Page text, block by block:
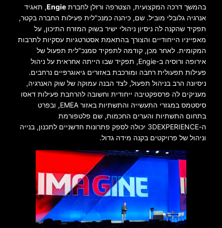
בהמשך דרכה המקצועית, הצטרפה ורזלן לחברת Engie, תאגיד
אנרגיה גלובלי מוביל. שם, כיהנה כמנכ"לית פעילות החברה בקטר,
תפקיד שהקנה לה ניסיון ניהולי ישיר בשוק המזרח התיכון, על
מאפייניו הייחודיים והצורך בהתאמת אסטרטגיות עסקיות לתרבות
המקומית. לאחר מכן, קודמה לתפקיד סמנכ"לית תפעול של
אירופה ורוסיה ב-Engie, תפקיד שבו הייתה אחראית על ניהול
פעילות תפעולית רחבה ומורכבת באזורים גיאוגרפיים נרחבים.
ניסיונה הרב בניהול תפעול, לצד הבנה עמוקה של שוק האנרגיה,
מעניקים לה פרספקטיבה ייחודית וחשובה להרחבת פעילות דאסו
סיסטמס במגזרי התעשייה והתשתיות באזור EMEA, ובפרט
בתחום התשתיות והערים החכמות, שם פלטפורמת
ה-3DEXPERIENCE יכולה לספק פתרונות חדשניים לתכנון, בנייה
וניהול של פרויקטים בקנה מידה גדול.